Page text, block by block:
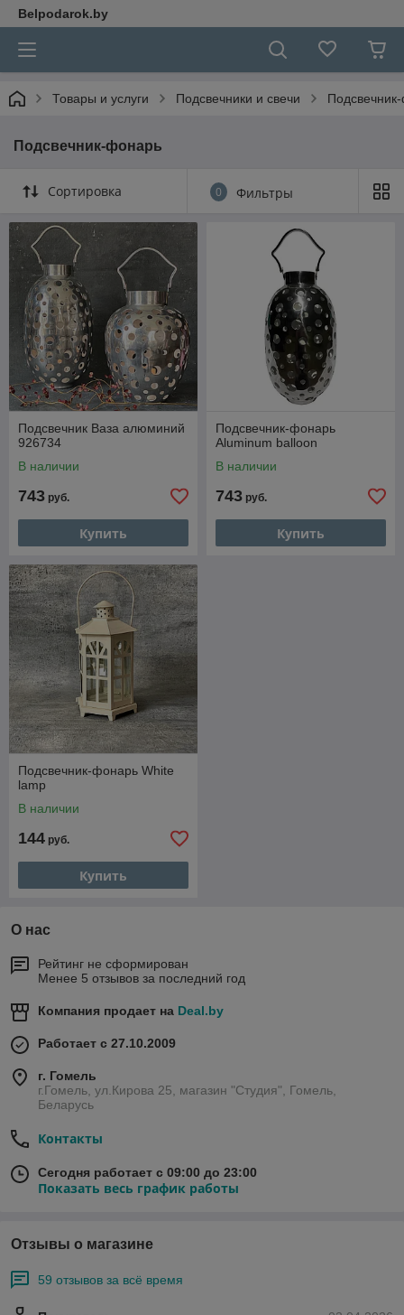
Belpodarok.by
Товары и услуги Подсвечники и свечи
Подсвечник-фонарь
Сортировка 0 Фильтры
Подсвечник Ваза алюминий
926734
В наличии
743 руб.
Купить
Подсвечник-фонарь
Aluminum balloon
В наличии
743 руб.
Купить
Подсвечник-фонарь White
lamp
В наличии
144 руб.
Купить
О нас
Рейтинг не сформирован
Менее 5 отзывов за последний год
Компания продает на Deal.by
Работает с 27.10.2009
г. Гомель
г.Гомель, ул.Кирова 25, магазин "Студия", Гомель,
Беларусь
Контакты
Сегодня работает с 09:00 до 23:00
Показать весь график работы
Отзывы о магазине
59 отзывов за всё время